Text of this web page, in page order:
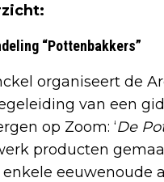
“Pottenbakkers”
organiseert de
van een
op Zoom: ‘De
producten
eeuwenoude